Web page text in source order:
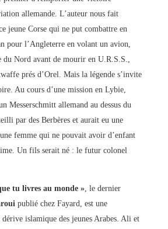
allemande. L’auteur nous fait
jeune Corse qui ne put combattre en
pour l’Angleterre en volant un avion,
Nord avant de mourir en U.R.S.S.,
prés d’Orel. Mais la légende s’invite
Au cours d’une mission en Lybie,
Messerschmitt allemand au dessus du
par des Berbères et aurait eu une
femme qui ne pouvait avoir d’enfant
Un fils serait né : le futur colonel
tu livres au monde », le dernier
publié chez Fayard, est une
islamique des jeunes Arabes. Ali et